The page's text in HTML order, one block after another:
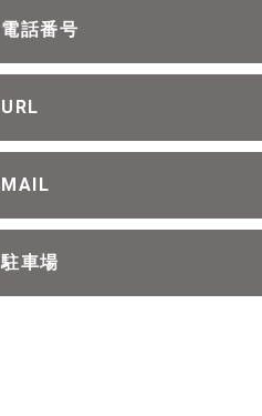
電話番号
URL
MAIL
駐車場